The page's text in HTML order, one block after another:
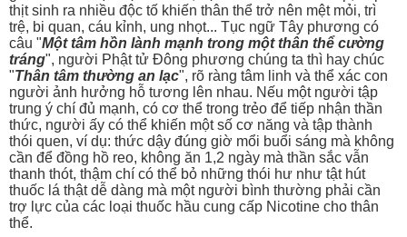
thịt sinh ra nhiều độc tố khiến thân thể trở nên mệt mỏi, trì
trệ, bi quan, cáu kỉnh, ung nhọt... Tục ngữ Tây phương có
câu "Một tâm hồn lành mạnh trong một thân thể cường
tráng", người Phật tử Đông phương chúng ta thì hay chúc
"Thân tâm thường an lạc", rõ ràng tâm linh và thể xác con
người ảnh hưởng hỗ tương lên nhau. Nếu một người tập
trung ý chí đủ mạnh, có cơ thể trong trẻo để tiếp nhận thần
thức, người ấy có thể khiến một số cơ năng và tập thành
thói quen, ví dụ: thức dậy đúng giờ mổi buổi sáng mà không
cần để đồng hồ reo, không ăn 1,2 ngày mà thần sắc vẫn
thanh thót, thậm chí có thể bỏ những thói hư như tật hút
thuốc lá thật dễ dàng mà một người bình thường phải cần
trợ lực của các loại thuốc hầu cung cấp Nicotine cho thân
thể.